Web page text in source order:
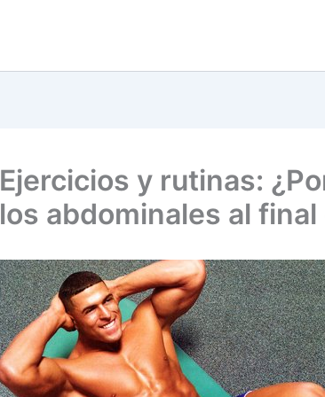
Ejercicios y rutinas:
los abdominales al